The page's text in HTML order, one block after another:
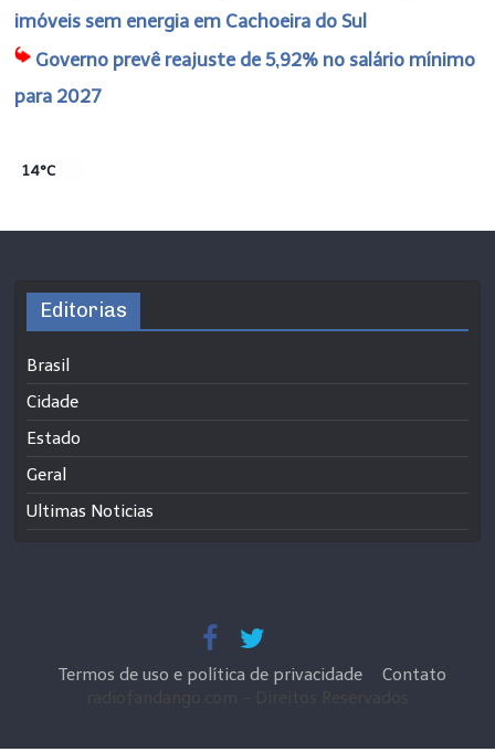
imóveis sem energia em Cachoeira do Sul
Governo prevê reajuste de 5,92% no salário mínimo
para 2027
14°C
Editorias
Brasil
Cidade
Estado
Geral
Ultimas Noticias
Termos de uso e política de privacidade
Contato